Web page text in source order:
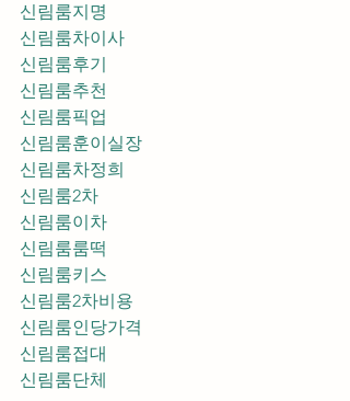
신림룸지명
신림룸차이사
신림룸후기
신림룸추천
신림룸훈이실장
신림룸차정희
신림룸2차
신림룸이차
신림룸룸떡
신림룸키스
신림룸2차비용
신림룸인당가격
신림룸접대
신림룸단체